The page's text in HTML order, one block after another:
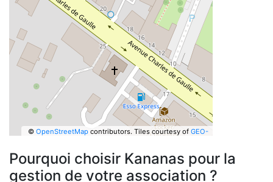
© OpenStreetMapcontributors. Tiles courtesy of GEO-
Pourquoi choisir Kananas pour la
gestion de votre association ?